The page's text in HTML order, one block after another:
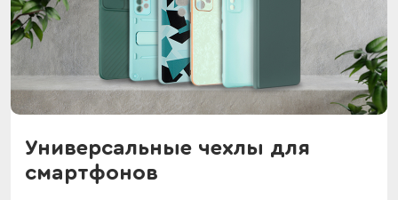
Универсальные чехлы для
смартфонов